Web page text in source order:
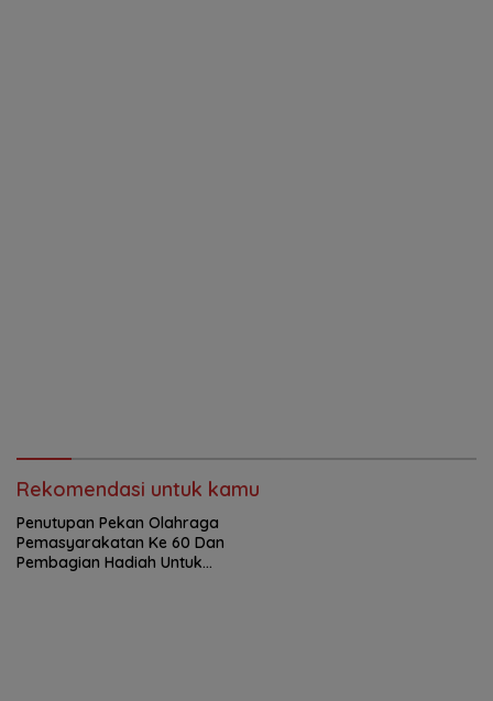
Rekomendasi untuk kamu
Penutupan Pekan Olahraga
Pemasyarakatan Ke 60 Dan
Pembagian Hadiah Untuk